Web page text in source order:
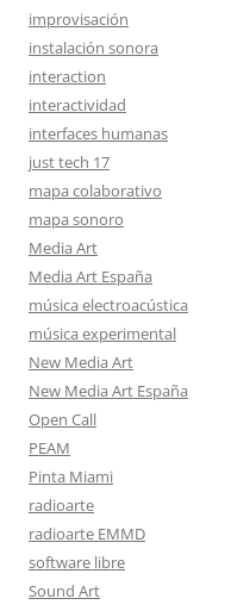
improvisación
instalación sonora
interaction
interactividad
interfaces humanas
just tech 17
mapa colaborativo
mapa sonoro
Media Art
Media Art España
música electroacústica
música experimental
New Media Art
New Media Art España
Open Call
PEAM
Pinta Miami
radioarte
radioarte EMMD
software libre
Sound Art